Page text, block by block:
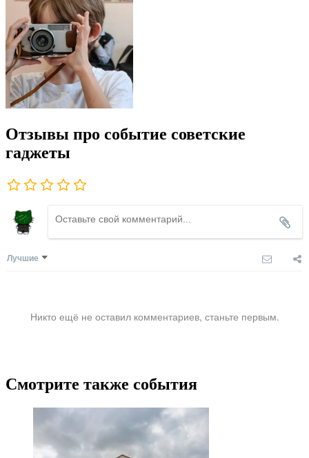
Отзывы про событие советские
гаджеты
Лучшие
Никто ещё не оставил комментариев, станьте первым.
Смотрите также события